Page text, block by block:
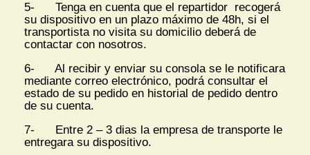
5- Tenga en cuenta que el repartidor recogerá
su dispositivo en un plazo máximo de 48h, si el
transportista no visita su domicilio deberá de
contactar con nosotros.
6- Al recibir y enviar su consola se le notificara
mediante correo electrónico, podrá consultar el
estado de su pedido en historial de pedido dentro
de su cuenta.
7- Entre 2 – 3 dias la empresa de transporte le
entregara su dispositivo.